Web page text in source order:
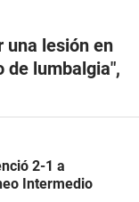
una lesión en
de lumbalgia",
2-1 a
Intermedio